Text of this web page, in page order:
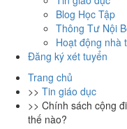
Blog Học Tập
Thông Tư Nội
Hoạt động nhà
Đăng ký xét tuyển
Trang chủ
>> Tin giáo dục
>> Chính sách cộng
thế nào?